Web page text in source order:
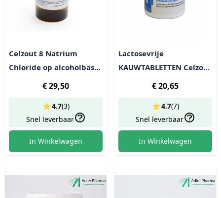
Celzout 8 Natrium
Chloride op alcoholbasis
- lactosevrij€ 29,50
Snel leverbaar
4.7(3)
In Winkelwagen
Lactosevrije
KAUWTABLETTEN Celzout
8 Natrium chloratum -
€ 20,65
Snel leverbaar
4.7(7)
In Winkelwagen